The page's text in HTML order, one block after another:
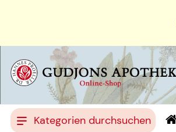
Kategorien durchsuchen